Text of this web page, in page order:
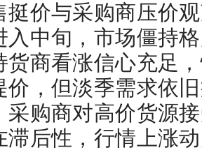
挺价与采购商压价
入中旬，市场僵持
货商看涨信心充足
价，但淡季需求依
采购商对高价货源
滞后性，行情上涨